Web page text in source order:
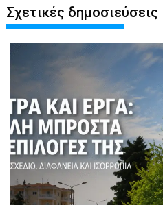
Σχετικές δημοσιεύσεις